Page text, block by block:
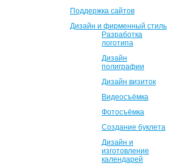
Поддержка сайтов
Дизайн и фирменный стиль
Разработка
логотипа
Дизайн
полиграфии
Дизайн визиток
Видеосъёмка
Фотосъёмка
Создание буклета
Дизайн и
изготовление
календарей